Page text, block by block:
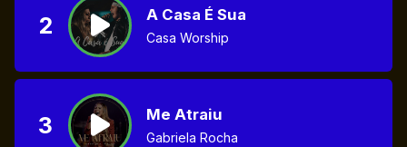
2 A Casa É Sua
Casa Worship
3 Me Atraiu
Gabriela Rocha